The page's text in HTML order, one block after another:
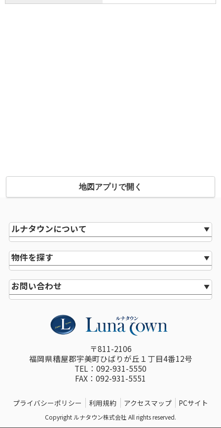
地図アプリで開く
ルナタウンについて
物件を探す
お問い合わせ
〒811-2106
福岡県糟屋郡宇美町ひばりが丘１丁目4番12号
TEL：092-931-5550
FAX：092-931-5551
プライバシーポリシー 利用規約 アクセスマップ PCサイト
Copyright ルナタウン株式会社 All rights reserved.